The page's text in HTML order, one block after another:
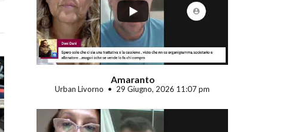
...
Amaranto
Urban Livorno 29 Giugno, 2026 11:07 pm